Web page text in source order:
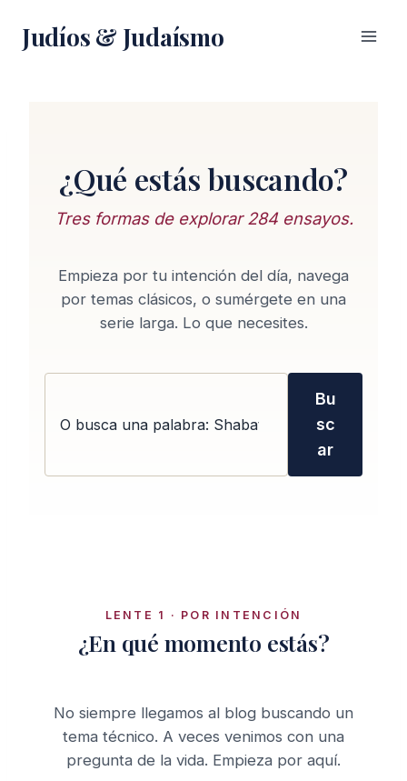
Judíos & Judaísmo
¿Qué estás buscando?
Tres formas de explorar 284 ensayos.
Empieza por tu intención del día, navega
por temas clásicos, o sumérgete en una
serie larga. Lo que necesites.
Bu
sc
ar
LENTE 1 · POR INTENCIÓN
¿En qué momento estás?
No siempre llegamos al blog buscando un
tema técnico. A veces venimos con una
pregunta de la vida. Empieza por aquí.